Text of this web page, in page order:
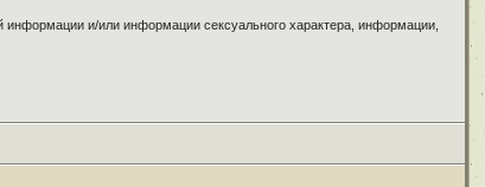
и/или информации сексуального характера, информации,